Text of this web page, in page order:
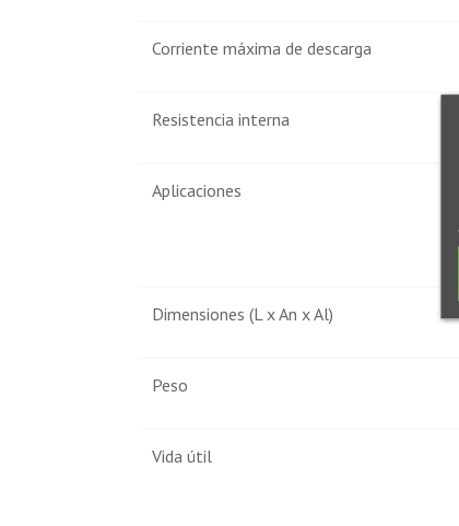
Corriente máxima de descarga
Resistencia interna
Aplicaciones
Dimensiones (L x An x Al)
Peso
Vida útil